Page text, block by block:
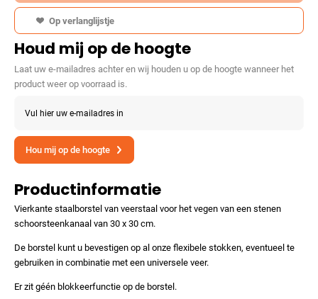
Op verlanglijstje
Houd mij op de hoogte
Laat uw e-mailadres achter en wij houden u op de hoogte wanneer het
product weer op voorraad is.
Vul hier uw e-mailadres in
Hou mij op de hoogte
Productinformatie
Vierkante staalborstel van veerstaal voor het vegen van een stenen
schoorsteenkanaal van 30 x 30 cm.
De borstel kunt u bevestigen op al onze flexibele stokken, eventueel te
gebruiken in combinatie met een universele veer.
Er zit géén blokkeerfunctie op de borstel.